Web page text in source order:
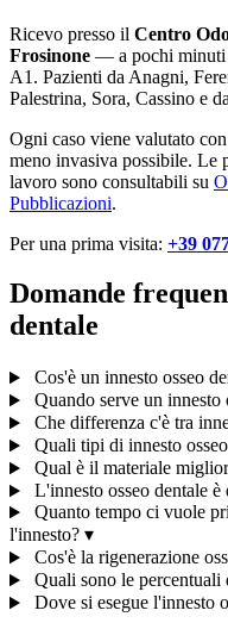
Ricevo presso il Centro
Frosinone — a pochi minuti
A1. Pazienti da Anagni,
Palestrina, Sora, Cassino e
Ogni caso viene valutato
meno invasiva possibile. Le
lavoro sono consultabili su
Pubblicazioni.
Per una prima visita: +39
Domande
dentale
Cos'è un innesto osseo
Quando serve un
Che differenza c'è tra
Quali tipi di innesto
Qual è il materiale
L'innesto osseo dentale è
Quanto tempo ci vuole
l'innesto? ▾
Cos'è la rigenerazione
Quali sono le percentuali
Dove si esegue l'innesto